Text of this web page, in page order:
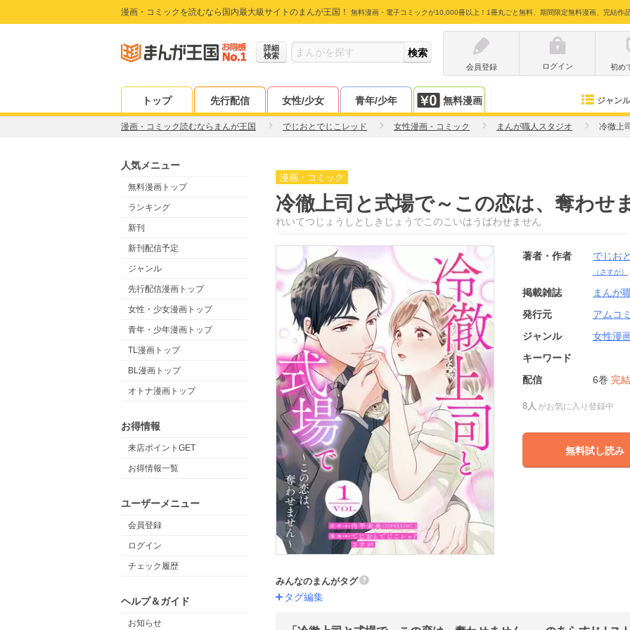
漫画・コミックを読むなら国内最大級サイトのまんが王国！ 無料漫画・電子コミックが10,000冊以上！1冊丸ごと無料、期間限定無料漫画、完結作
詳細
検索
会員登録
ログイン 初め
トップ 先行配信 女性/少女 青年/少年 無料漫画 ジャンル
漫画・コミック読むならまんが王国 でじおとでじこレッド 女性漫画・コミック まんが職人スタジオ 冷徹上
人気メニュー
無料漫画トップ
ランキング
新刊
新刊配信予定
ジャンル
先行配信漫画トップ
女性・少女漫画トップ
青年・少年漫画トップ
TL漫画トップ
BL漫画トップ
オトナ漫画トップ
お得情報
来店ポイントGET
お得情報一覧
ユーザーメニュー
会員登録
ログイン
チェック履歴
ヘルプ＆ガイド
お知らせ
漫画・コミック
冷徹上司と式場で～この恋は、奪わせ
れいてつじょうしとしきじょうでこのこいはうばわせません
著者・作者 でじお
（さすが）
掲載雑誌
まんが
発行元
アムコミ
ジャンル
女性漫
キーワード
配信
6巻 完結
8人 がお気に入り登録中
無料試し読み
みんなのまんがタグ
タグ編集